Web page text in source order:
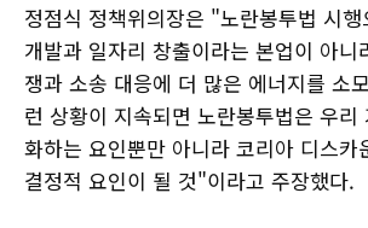
정점식 정책위의장은 "노란봉투법 시
개발과 일자리 창출이라는 본업이 아니
쟁과 소송 대응에 더 많은 에너지를 소
런 상황이 지속되면 노란봉투법은 우리
화하는 요인뿐만 아니라 코리아 디스카
결정적 요인이 될 것"이라고 주장했다.